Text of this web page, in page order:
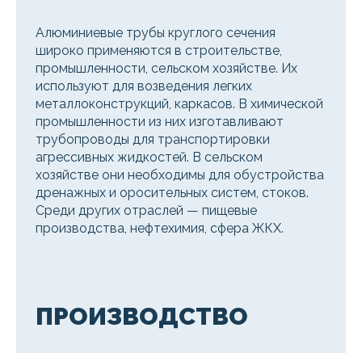
Алюминиевые трубы круглого сечения
широко применяются в строительстве,
промышленности, сельском хозяйстве. Их
используют для возведения легких
металлоконструкций, каркасов. В химической
промышленности из них изготавливают
трубопроводы для транспортировки
агрессивных жидкостей. В сельском
хозяйстве они необходимы для обустройства
дренажных и оросительных систем, стоков.
Среди других отраслей — пищевые
производства, нефтехимия, сфера ЖКХ.
ПРОИЗВОДСТВО